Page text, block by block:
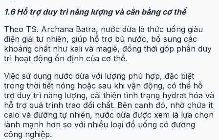
1.6 Hỗ trợ duy trì năng lượng và cân bằng cơ thể
Theo TS. Archana Batra, nước dừa là thức uống giàu
điện giải tự nhiên, giúp hỗ trợ bù nước, bổ sung các
khoáng chất như kali và magiê, đồng thời góp phần duy
trì hoạt động ổn định của cơ thể.
Việc sử dụng nước dừa với lượng phù hợp, đặc biệt
trong thời tiết nóng hoặc sau khi vận động, có thể hỗ
trợ duy trì năng lượng, cải thiện tình trạng hydrat hóa và
hỗ trợ quá trình trao đổi chất. Bên cạnh đó, nhờ chứa ít
calo và đường tự nhiên, nước dừa được xem là lựa chọn
lành mạnh hơn so với nhiều loại đồ uống có đường
công nghiệp.